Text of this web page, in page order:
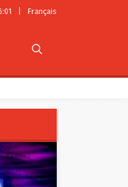
Français
